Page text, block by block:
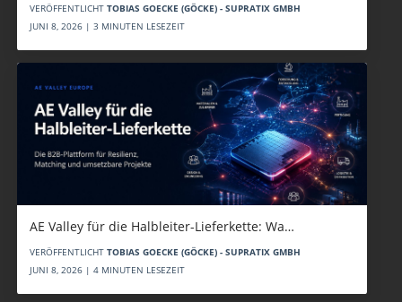
VERÖFFENTLICHT TOBIAS GOECKE (GÖCKE) - SUPRATIX GMBH
JUNI 8, 2026 | 3 MINUTEN LESEZEIT
AE Valley für die Halbleiter-Lieferkette: Wa…
VERÖFFENTLICHT TOBIAS GOECKE (GÖCKE) - SUPRATIX GMBH
JUNI 8, 2026 | 4 MINUTEN LESEZEIT